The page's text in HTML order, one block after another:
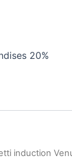
20%
induction